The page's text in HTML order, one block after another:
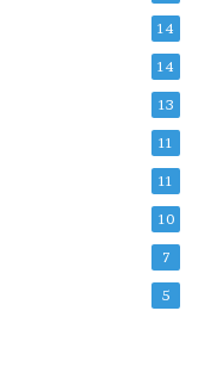
14
14
13
11
11
10
7
5